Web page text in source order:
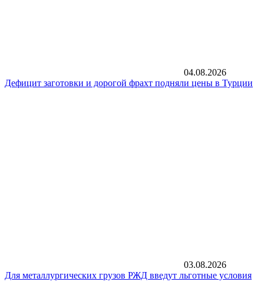
04.08.2026
Дефицит заготовки и дорогой фрахт подняли цены в Турции
03.08.2026
Для металлургических грузов РЖД введут льготные условия